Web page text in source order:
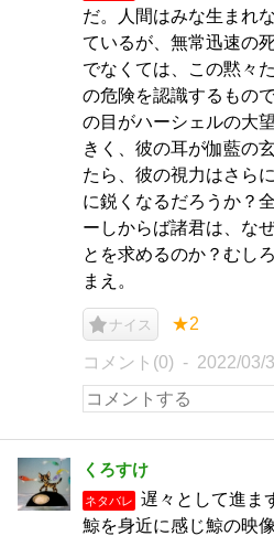
だ。人間はみな生まれ
ているが、無常迅速の
でなくては、この黙々
の危険を認識するもの
の目がハーシェルの大
きく、彼の耳が伽藍の
たら、彼の視力はさら
に鋭くなるだろうか？
ーしからば諸君は、な
とを求めるのか？むし
まえ。
ナイス ★2
コメント(0) 2022/03/
くろすけ
ネタバレ
遅々として進ま
鯨を身近に感じ鯨の映